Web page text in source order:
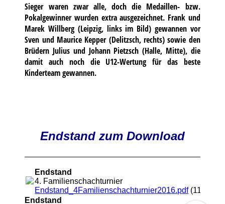
Sieger waren zwar alle, doch die Medaillen- bzw.
Pokalgewinner wurden extra ausgezeichnet. Frank und
Marek Willberg (Leipzig, links im Bild) gewannen vor
Sven und Maurice Kepper (Delitzsch, rechts) sowie den
Brüdern Julius und Johann Pietzsch (Halle, Mitte), die
damit auch noch die U12-Wertung für das beste
Kinderteam gewannen.
Endstand zum Download
Endstand
4. Familienschachturnier
Endstand_4Familienschachturnier2016.pdf
Endstand